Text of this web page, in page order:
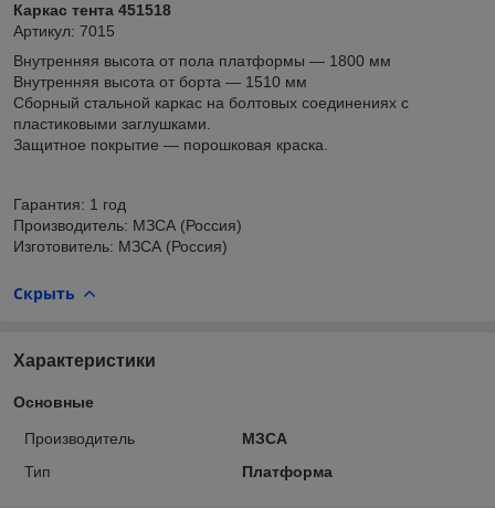
Каркас тента 451518
Артикул: 7015
Внутренняя высота от пола платформы — 1800 мм
Внутренняя высота от борта — 1510 мм
Сборный стальной каркас на болтовых соединениях с
пластиковыми заглушками.
Защитное покрытие — порошковая краска.
Гарантия: 1 год
Производитель: МЗСА (Россия)
Изготовитель: МЗСА (Россия)
Скрыть
Характеристики
Основные
Производитель
МЗСА
Тип
Платформа